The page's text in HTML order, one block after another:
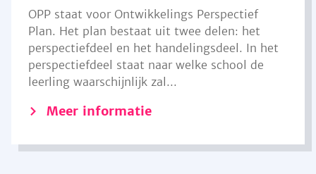
OPP staat voor Ontwikkelings Perspectief
Plan. Het plan bestaat uit twee delen: het
perspectiefdeel en het handelingsdeel. In het
perspectiefdeel staat naar welke school de
leerling waarschijnlijk zal...
Meer informatie